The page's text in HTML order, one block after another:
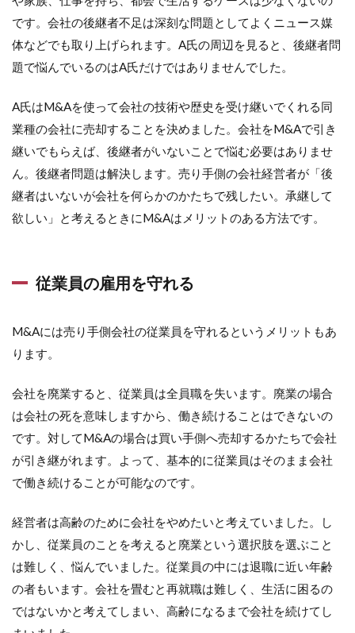
です。会社の後継者不足は深刻な問題としてよくニュース媒
体などでも取り上げられます。A氏の周辺を見ると、後継者問
題で悩んでいるのはA氏だけではありませんでした。
A氏はM&Aを使って会社の技術や歴史を受け継いでくれる同
業種の会社に売却することを決めました。会社をM&Aで引き
継いでもらえば、後継者がいないことで悩む必要はありませ
ん。後継者問題は解決します。売り手側の会社経営者が「後
継者はいないが会社を何らかのかたちで残したい。承継して
欲しい」と考えるときにM&Aはメリットのある方法です。
従業員の雇用を守れる
M&Aには売り手側会社の従業員を守れるというメリットもあ
ります。
会社を廃業すると、従業員は全員職を失います。廃業の場合
は会社の死を意味しますから、働き続けることはできないの
です。対してM&Aの場合は買い手側へ売却するかたちで会社
が引き継がれます。よって、基本的に従業員はそのまま会社
で働き続けることが可能なのです。
経営者は高齢のために会社をやめたいと考えていました。し
かし、従業員のことを考えると廃業という選択肢を選ぶこと
は難しく、悩んでいました。従業員の中には退職に近い年齢
の者もいます。会社を畳むと再就職は難しく、生活に困るの
ではないかと考えてしまい、高齢になるまで会社を続けてし